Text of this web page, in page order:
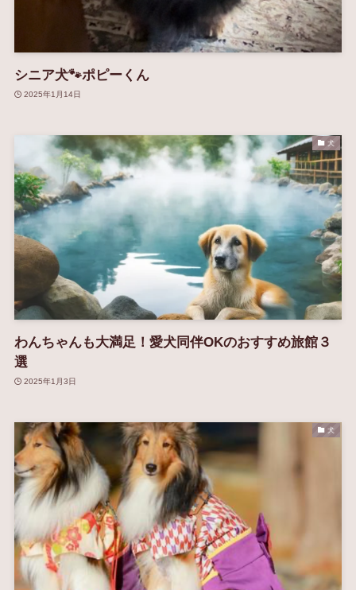
シニア犬🐾ポピーくん
2025年1月14日
犬
わんちゃんも大満足！愛犬同伴OKのおすすめ旅館３
選
2025年1月3日
犬